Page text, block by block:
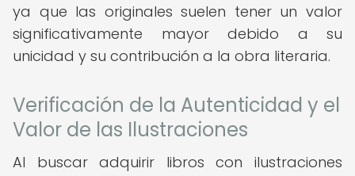
ya que las originales suelen tener un valor
significativamente mayor debido a su
unicidad y su contribución a la obra literaria.
Verificación de la Autenticidad y el
Valor de las Ilustraciones
Al buscar adquirir libros con ilustraciones